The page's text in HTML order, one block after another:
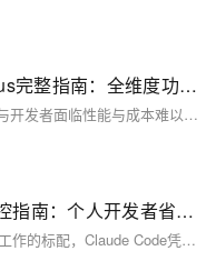
阿里云百炼通义千问Qwen3.7-Plus完整指南：全维度功能特性、落地优势与优惠订阅方案实操手册
AI应用规模化落地进程中，绝大多数企业与开发者面临性能与成本难以平衡的核心难题：轻量化模型推理、图文解析、长文档处理能力不足，无法支撑中等复杂度智能体任务；旗舰级模型长期高频调用成本偏高，中小团队难以持续投入算力预算。依托自研通义千问技术体系打造的Qwen3.7-Plus，是阿里云百炼平台推出的中端全能型多模态大模型，精准填补轻量化模型与旗舰模型之间的市场空白，在保留百万级上下文、原生图文多模态、全链路工具调用、通用代码生成全套核心能力的基础上，大幅下调调用单价，适配个人开发者、小微创业团队、中小企业全层级使用需求。
Claude Code AI编程成本优化管控指南：个人开发者省钱实操全解
2026年，AI编码工具已经成为开发者日常工作的标配，Claude Code凭借强大的代码理解、重构、调试以及长上下文能力，受到大量个人开发者、自由职业者与小型技术团队的青睐。但基于Token的计费模式，让不少个人用户面临账单过高的问题，尤其是在长期高频使用的场景下，额外开销成为普遍困扰。随着Opus 4.8模型价格大幅下调67%，Claude Code的使用门槛进一步降低，与此同时，合理区分计费模式、选择适配模型、优化使用习惯，能够进一步压缩使用成本。本文结合2026年最新计费标准、真实账单拆解、模型选型逻辑、缓存优化、会话管理等内容，全面讲解Claude Code的成本管控方法，覆盖新手入